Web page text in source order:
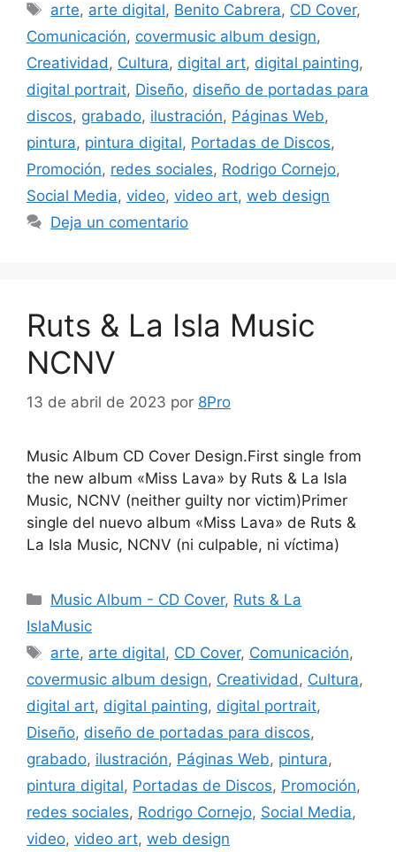
arte, arte digital, Benito Cabrera, CD Cover,
Comunicación, covermusic album design,
Creatividad, Cultura, digital art, digital painting,
digital portrait, Diseño, diseño de portadas para
discos, grabado, ilustración, Páginas Web,
pintura, pintura digital, Portadas de Discos,
Promoción, redes sociales, Rodrigo Cornejo,
Social Media, video, video art, web design
Deja un comentario
Ruts & La Isla Music
NCNV
13 de abril de 2023 por 8Pro
Music Album CD Cover Design.First single from
the new album «Miss Lava» by Ruts & La Isla
Music, NCNV (neither guilty nor victim)Primer
single del nuevo album «Miss Lava» de Ruts &
La Isla Music, NCNV (ni culpable, ni víctima)
Music Album - CD Cover, Ruts & La
IslaMusic
arte, arte digital, CD Cover, Comunicación,
covermusic album design, Creatividad , Cultura,
digital art, digital painting, digital portrait,
Diseño, diseño de portadas para discos,
grabado, ilustración, Páginas Web, pintura,
pintura digital, Portadas de Discos, Promoción,
redes sociales, Rodrigo Cornejo, Social Media,
video, video art, web design